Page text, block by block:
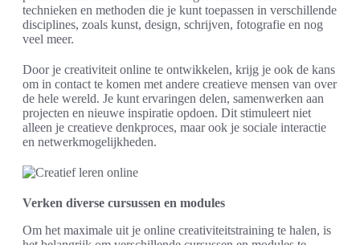
technieken en methoden die je kunt toepassen in verschillende
disciplines, zoals kunst, design, schrijven, fotografie en nog
veel meer.
Door je creativiteit online te ontwikkelen, krijg je ook de kans
om in contact te komen met andere creatieve mensen van over
de hele wereld. Je kunt ervaringen delen, samenwerken aan
projecten en nieuwe inspiratie opdoen. Dit stimuleert niet
alleen je creatieve denkproces, maar ook je sociale interactie
en netwerkmogelijkheden.
Verken diverse cursussen en modules
Om het maximale uit je online creativiteitstraining te halen, is